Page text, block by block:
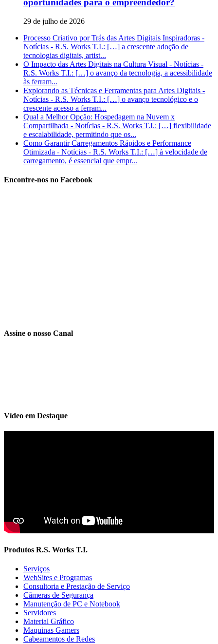
oportunidades para o empreendedor?
29 de julho de 2026
Processo Criativo por Trás das Artes Digitais Inspiradoras -
Notícias - R.S. Works T.I.: […] a crescente adoção de
tecnologias digitais, artist...
O Impacto das Artes Digitais na Cultura Visual - Notícias -
R.S. Works T.I.: […] o avanço da tecnologia, a acessibilidade
às ferram...
Explorando as Técnicas e Ferramentas para Artes Digitais -
Notícias - R.S. Works T.I.: […] o avanço tecnológico e o
crescente acesso a ferram...
Qual a Melhor Opção: Hospedagem na Nuvem x
Compartilhada - Notícias - R.S. Works T.I.: […] flexibilidade
e escalabilidade, permitindo que os...
Como Garantir Carregamentos Rápidos e Performance
Otimizada - Notícias - R.S. Works T.I.: […] à velocidade de
carregamento, é essencial que empr...
Encontre-nos no Facebook
Assine o nosso Canal
Vídeo em Destaque
Produtos R.S. Works T.I.
Serviços
WebSites e Programas
Consultoria e Prestação de Serviço
Câmeras de Segurança
Manutenção de PC e Notebook
Servidores
Material Gráfico
Maquinas Gamers
Cabeamentos de Redes